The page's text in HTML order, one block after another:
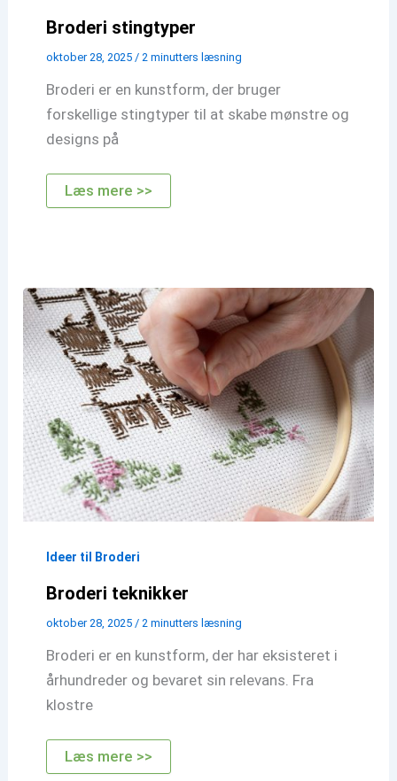
Broderi stingtyper
oktober 28, 2025 / 2 minutters læsning
Broderi er en kunstform, der bruger
forskellige stingtyper til at skabe mønstre og
designs på
Broderi
stingtyper
Læs mere >>
Ideer til Broderi
Broderi teknikker
oktober 28, 2025 / 2 minutters læsning
Broderi er en kunstform, der har eksisteret i
århundreder og bevaret sin relevans. Fra
klostre
Broderi
teknikker
Læs mere >>